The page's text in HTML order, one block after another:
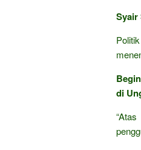
Syair
di